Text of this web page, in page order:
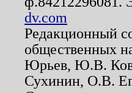
dv.com
Редакционный
общественных
Юрьев, Ю.В.
Сухинин, О.В.